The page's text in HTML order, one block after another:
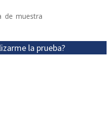
de muestra
la prueba?